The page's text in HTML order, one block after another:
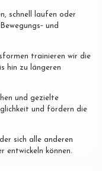
schnell laufen oder
und
trainieren wir die
hin zu längeren
und gezielte
und fördern die
sich alle anderen
entwickeln können.